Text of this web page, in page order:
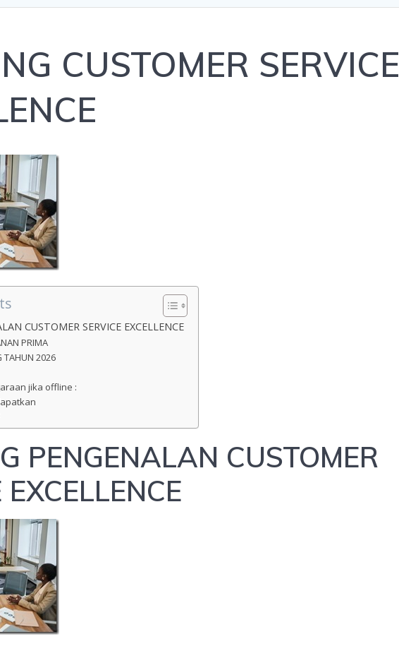
CUSTOMER SERVICE
CUSTOMER SERVICE EXCELLENCE
PRIMA
TAHUN 2026
jika offline :
PENGENALAN CUSTOMER